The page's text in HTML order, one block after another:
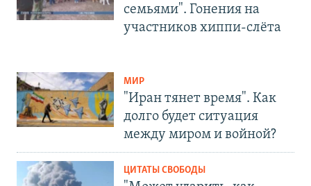
семьями". Гонения на
участников хиппи-слёта
МИР
"Иран тянет время". Как
долго будет ситуация
между миром и войной?
ЦИТАТЫ СВОБОДЫ